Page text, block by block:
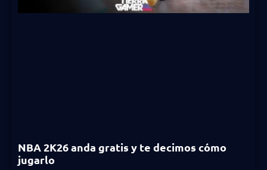
NBA 2K26 anda gratis y te decimos cómo
jugarlo